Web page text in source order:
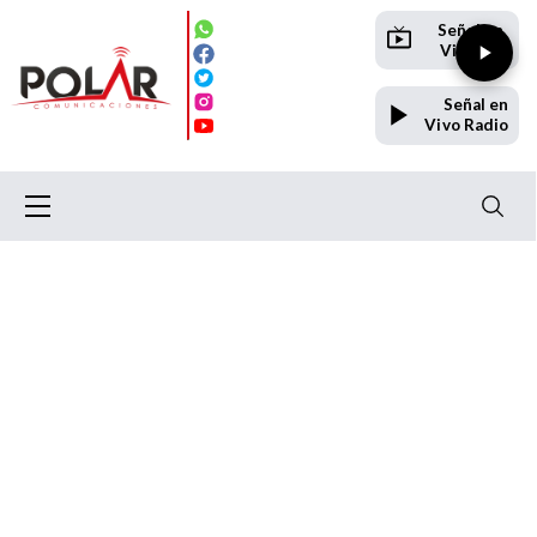
Señal en
Vivo TV
Señal en
Vivo Radio